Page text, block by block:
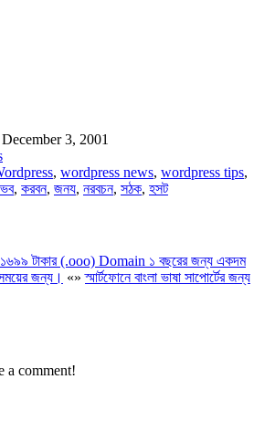
3, 2001
, wordpress news, wordpress tips,
, করবন, জনয, নরবচন, সঠক, হসট
১৬৯৯ টাকার (.ooo) Domain ১ বছরের জন্য একদম
জন্য। «»স্মার্টফোনে বাংলা ভাষা সাপোর্টের জন্য
a comment!